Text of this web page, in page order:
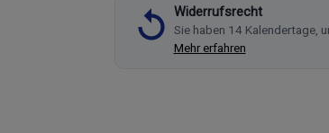
Widerrufsrecht
Sie haben 14 Kalendertage,
Mehr erfahren